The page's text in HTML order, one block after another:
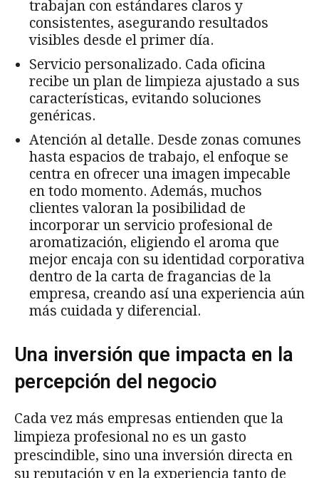
trabajan con estándares claros y
consistentes, asegurando resultados
visibles desde el primer día.
Servicio personalizado. Cada oficina
recibe un plan de limpieza ajustado a sus
características, evitando soluciones
genéricas.
Atención al detalle. Desde zonas comunes
hasta espacios de trabajo, el enfoque se
centra en ofrecer una imagen impecable
en todo momento. Además, muchos
clientes valoran la posibilidad de
incorporar un servicio profesional de
aromatización, eligiendo el aroma que
mejor encaja con su identidad corporativa
dentro de la carta de fragancias de la
empresa, creando así una experiencia aún
más cuidada y diferencial.
Una inversión que impacta en la
percepción del negocio
Cada vez más empresas entienden que la
limpieza profesional no es un gasto
prescindible, sino una inversión directa en
su reputación y en la experiencia tanto de